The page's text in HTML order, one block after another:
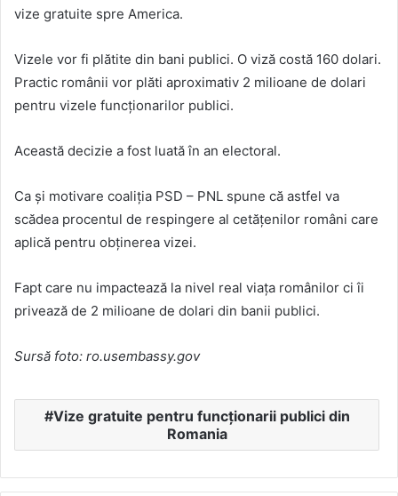
vize gratuite spre America.
Vizele vor fi plătite din bani publici. O viză costă 160 dolari.
Practic românii vor plăti aproximativ 2 milioane de dolari
pentru vizele funcționarilor publici.
Această decizie a fost luată în an electoral.
Ca și motivare coaliția PSD – PNL spune că astfel va
scădea procentul de respingere al cetățenilor români care
aplică pentru obținerea vizei.
Fapt care nu impactează la nivel real viața românilor ci îi
privează de 2 milioane de dolari din banii publici.
Sursă foto: ro.usembassy.gov
Vize gratuite pentru funcționarii publici din
Romania